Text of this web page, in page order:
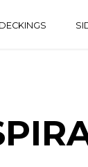
DECKINGS